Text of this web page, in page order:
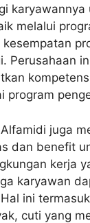
karyawannya
melalui
Perusahaan
program
juga
dan benefit
kerja
karyawan
ini
cuti yang